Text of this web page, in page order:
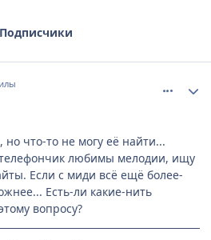
что-то не могу её найти...
телефончик любимы мелодии, ищу
Если с миди всё ещё более-
Есть-ли какие-нить
вопросу?